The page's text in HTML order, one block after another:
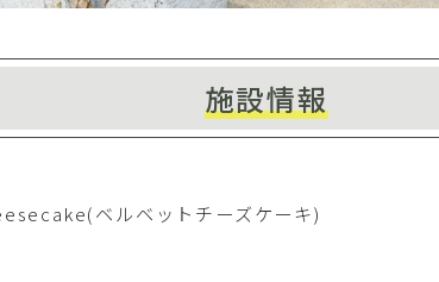
施設情報
ベルベットチーズケーキ)